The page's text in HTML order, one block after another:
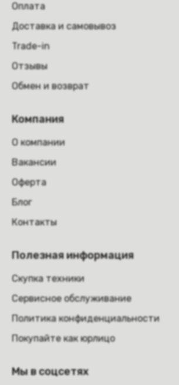
Оплата
Доставка и самовывоз
Trade-in
Отзывы
Обмен и возврат
Компания
О компании
Вакансии
Оферта
Блог
Контакты
Полезная информация
Скупка техники
Сервисное обслуживание
Политика конфиденциальности
Покупайте как юрлицо
Мы в соцсетях